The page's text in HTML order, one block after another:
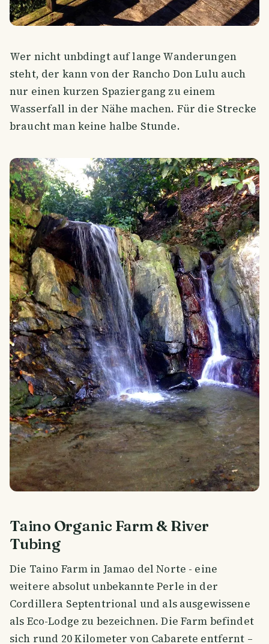
Wer nicht unbdingt auf lange Wanderungen
steht, der kann von der Rancho Don Lulu auch
nur einen kurzen Spaziergang zu einem
Wasserfall in der Nähe machen. Für die Strecke
braucht man keine halbe Stunde.
Taino Organic Farm & River
Tubing
Die Taino Farm in Jamao del Norte - eine
weitere absolut unbekannte Perle in der
Cordillera Septentrional und als ausgewissene
als Eco-Lodge zu bezeichnen. Die Farm befindet
sich rund 20 Kilometer von Cabarete entfernt –